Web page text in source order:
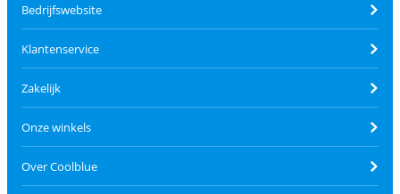
Bedrijfswebsite
Klantenservice
Zakelijk
Onze winkels
Over Coolblue